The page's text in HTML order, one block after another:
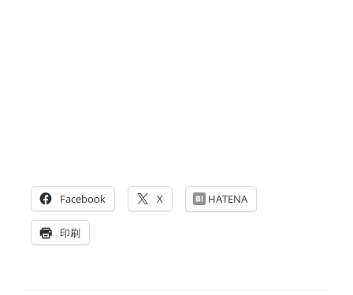
Facebook X HATENA
印刷